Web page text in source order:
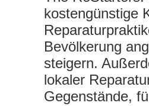
kostengünstige
Bevölkerung
steigern.
lokaler
Gegenstände,